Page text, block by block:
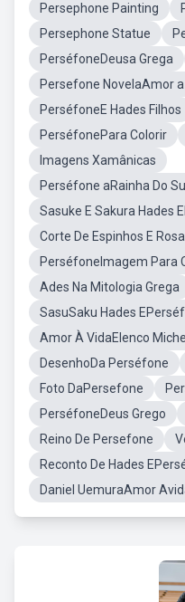
Persephone Painting
Persephone Statue
PerséfoneDeusa Grega
Persefone NovelaAmor
PerséfoneE Hades Filhos
PerséfonePara Colorir
Imagens Xamânicas
Perséfone aRainha Do
Sasuke E Sakura Hades
Corte De Espinhos E
PerséfoneImagem Para
Ades Na Mitologia Grega
SasuSaku Hades
Amor À VidaElenco
DesenhoDa Perséfone
Foto DaPersefone
PerséfoneDeus Grego
Reino De Persefone
Reconto De Hades
Daniel UemuraAmor